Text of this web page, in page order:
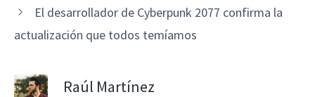
El desarrollador de Cyberpunk 2077 confirma la
actualización que todos temíamos
Raúl Martínez